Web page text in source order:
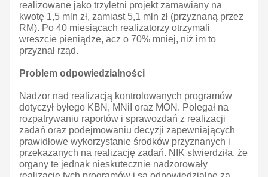
realizowane jako trzyletni projekt zamawiany na
kwotę 1,5 mln zł, zamiast 5,1 mln zł (przyznaną przez
RM). Po 40 miesiącach realizatorzy otrzymali
wreszcie pieniądze, acz o 70% mniej, niż im to
przyznał rząd.
Problem odpowiedzialności
Nadzor nad realizacją kontrolowanych programów
dotyczył byłego KBN, MNiI oraz MON. Polegał na
rozpatrywaniu raportów i sprawozdań z realizacji
zadań oraz podejmowaniu decyzji zapewniających
prawidłowe wykorzystanie środków przyznanych i
przekazanych na realizację zadań. NIK stwierdziła, że
organy te jednak nieskutecznie nadzorowały